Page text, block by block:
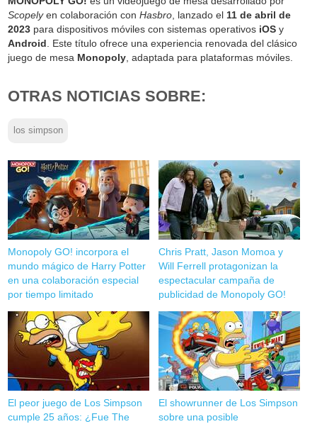
Scopelyen colaboración conHasbro, lanzado el11 de abril de
2023 para dispositivos móviles con sistemas operativos iOS y
Android. Este título ofrece una experiencia renovada del clásico
juego de mesa Monopoly, adaptada para plataformas móviles.
OTRAS NOTICIAS SOBRE:
los simpson
Monopoly GO! incorpora el
mundo mágico de Harry Potter
en una colaboración especial
por tiempo limitado
Chris Pratt, Jason Momoa y
Will Ferrell protagonizan la
espectacular campaña de
publicidad de Monopoly GO!
El peor juego de Los Simpson
cumple 25 años: ¿Fue The
El showrunner de Los Simpson
sobre una posible